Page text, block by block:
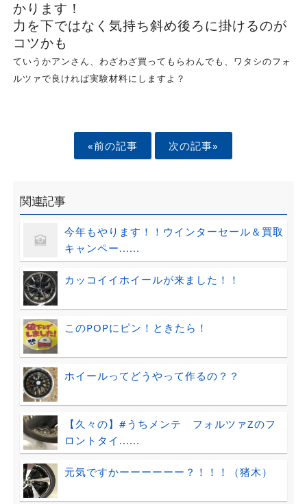
かります！
力を下ではなく気持ち斜め後ろに掛けるのが
コツかも
ていうかアンさん、わざわざ買ってもらわんでも、ワタシのフォ
ルツァで良ければ実験材料にしますよ？
«前の記事 次の記事»
関連記事
今年もやります！！ウインターセール＆買取
キャンペー......
カッコイイホイールが来ました！！
このPOPにピン！ときたら！
ホイールってどうやって作るの？？
【久々の】#うちメンテ フォルツァZのフ
ロントタイ......
元気ですかーーーーーー？！！！（猪木）